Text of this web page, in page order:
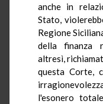
anche in
Stato,
Regione
della finanza
altresì,
questa Corte,
l'esonero